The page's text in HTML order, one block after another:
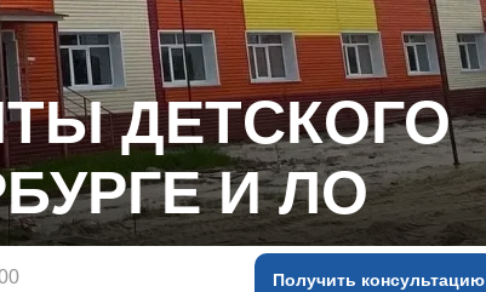
ДЕТСКОГО
И ЛО
Получить консультацию